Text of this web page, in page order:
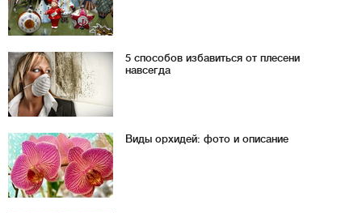
5 способов избавиться от плесени
навсегда
Виды орхидей: фото и описание